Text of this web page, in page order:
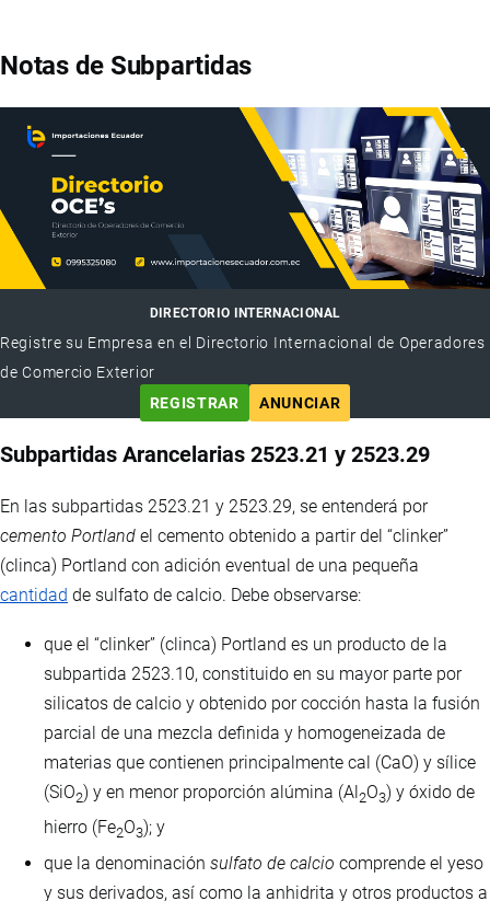
Notas de Subpartidas
DIRECTORIO INTERNACIONAL
Registre su Empresa en el Directorio Internacional de Operadores
de Comercio Exterior
REGISTRAR
ANUNCIAR
Subpartidas Arancelarias 2523.21 y 2523.29
En las subpartidas 2523.21 y 2523.29, se entenderá por
cemento Portland el cemento obtenido a partir del “clinker”
(clinca) Portland con adición eventual de una pequeña
cantidad de sulfato de calcio. Debe observarse:
que el “clinker” (clinca) Portland es un producto de la
subpartida 2523.10, constituido en su mayor parte por
silicatos de calcio y obtenido por cocción hasta la fusión
parcial de una mezcla definida y homogeneizada de
materias que contienen principalmente cal (CaO) y sílice
(SiO2) y en menor proporción alúmina (Al 2O3) y óxido de
hierro (Fe2O3); y
que la denominación sulfato de calcio comprende el yeso
y sus derivados, así como la anhidrita y otros productos a